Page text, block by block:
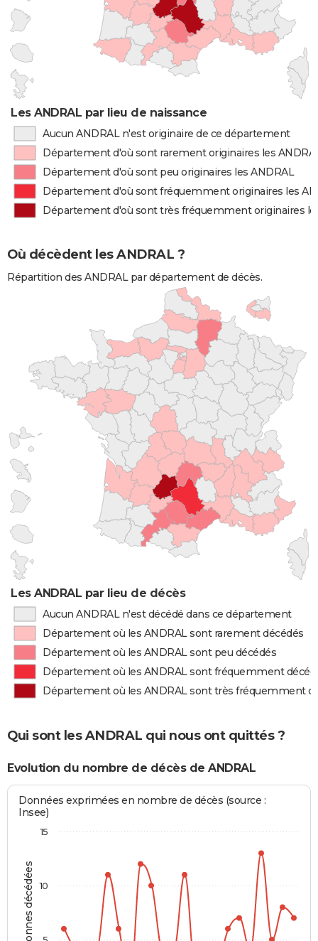
Les ANDRAL par lieu de naissance
Aucun ANDRAL n'est originaire de ce département
Département d'où sont rarement originaires les
Département d'où sont peu originaires les ANDRAL
Département d'où sont fréquemment originaires les
Département d'où sont très fréquemment originaires
Où décèdent les ANDRAL ?
Répartition des ANDRAL par département de décès.
Les ANDRAL par lieu de décès
Aucun ANDRAL n'est décédé dans ce département
Département où les ANDRAL sont rarement décédés
Département où les ANDRAL sont peu décédés
Département où les ANDRAL sont fréquemment
Département où les ANDRAL sont très fréquemment
Qui sont les ANDRAL qui nous ont quittés ?
Evolution du nombre de décès de ANDRAL
Personnes décédées
Données exprimées en nombre de décès (source :
Insee)
10
15